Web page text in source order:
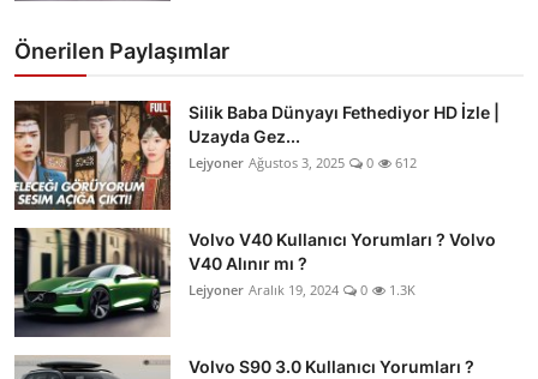
Önerilen Paylaşımlar
Silik Baba Dünyayı Fethediyor HD İzle |
Uzayda Gez...
Lejyoner Ağustos 3, 2025 0 612
Volvo V40 Kullanıcı Yorumları ? Volvo
V40 Alınır mı ?
Lejyoner Aralık 19, 2024 0 1.3K
Volvo S90 3.0 Kullanıcı Yorumları ?